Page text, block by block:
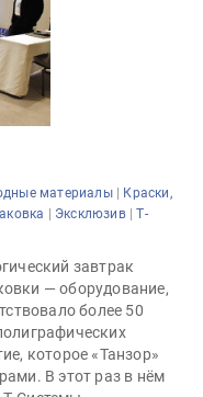
материалы| Краски,
| Эксклюзив|Т-
завтрак
— оборудование,
более 50
которое «Танзор»
В этот раз в нём